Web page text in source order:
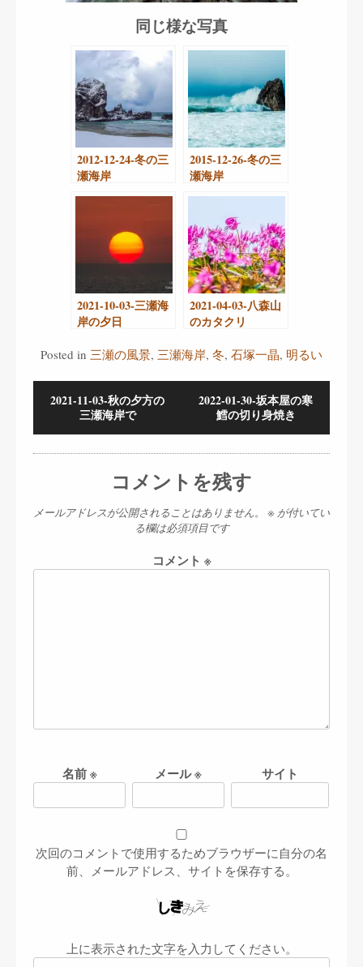
同じ様な写真
2012-12-24-冬の三
瀬海岸
2015-12-26-冬の三
瀬海岸
2021-10-03-三瀬海
岸の夕日
2021-04-03-八森山
のカタクリ
Posted in 三瀬の風景, 三瀬海岸, 冬, 石塚一晶, 明るい
2021-11-03-秋の夕方の
三瀬海岸で
2022-01-30-坂本屋の寒
鱈の切り身焼き
コメントを残す
メールアドレスが公開されることはありません。 ※ が付いてい
る欄は必須項目です
コメント ※
名前※ メール※ サイト
次回のコメントで使用するためブラウザーに自分の名
前、メールアドレス、サイトを保存する。
上に表示された文字を入力してください。